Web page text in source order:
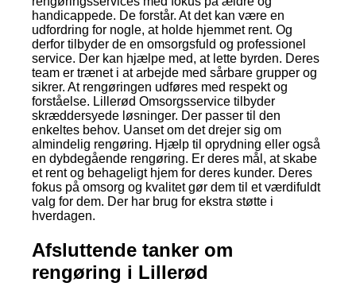
handicappede. De forstår. At det kan være en
udfordring for nogle, at holde hjemmet rent. Og
derfor tilbyder de en omsorgsfuld og professionel
service. Der kan hjælpe med, at lette byrden. Deres
team er trænet i at arbejde med sårbare grupper og
sikrer. At rengøringen udføres med respekt og
forståelse. Lillerød Omsorgsservice tilbyder
skræddersyede løsninger. Der passer til den
enkeltes behov. Uanset om det drejer sig om
almindelig rengøring. Hjælp til oprydning eller også
en dybdegående rengøring. Er deres mål, at skabe
et rent og behageligt hjem for deres kunder. Deres
fokus på omsorg og kvalitet gør dem til et værdifuldt
valg for dem. Der har brug for ekstra støtte i
hverdagen.
Afsluttende tanker om
rengøring i Lillerød